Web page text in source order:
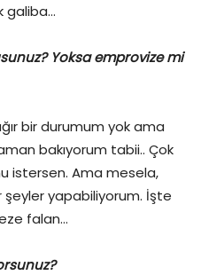
galiba…
Yoksa emprovize mi
bir durumum yok ama
bakıyorum tabii.. Çok
istersen. Ama mesela,
şeyler yapabiliyorum. İşte
falan…